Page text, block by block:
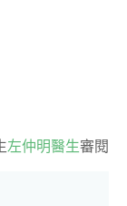
左仲明醫生審閱